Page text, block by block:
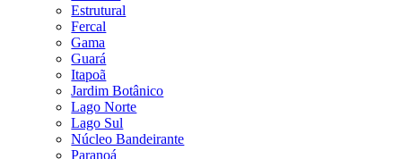
Estrutural
Fercal
Gama
Guará
Itapoã
Jardim Botânico
Lago Norte
Lago Sul
Núcleo Bandeirante
Paranoá